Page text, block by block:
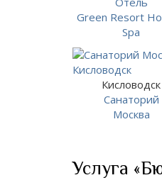
Green Resort
Spa
Кисловодск
Санаторий
Москва
Услуга